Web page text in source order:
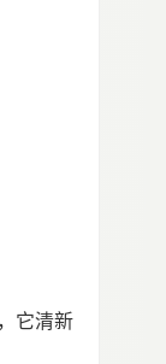
它清新